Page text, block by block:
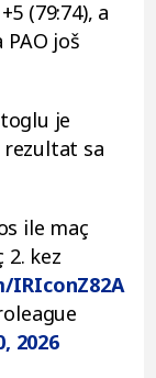
(79:74), a
još
je
rezultat sa
ile maç
2. kez
2026